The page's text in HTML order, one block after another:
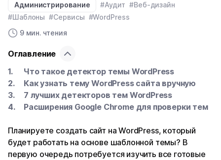
Администрирование #Аудит #Веб-дизайн
#Шаблоны #Сервисы #WordPress
9 мин. чтения
Оглавление
Что такое детектор темы WordPress
Как узнать тему WordPress сайта вручную
7 лучших детекторов тем WordPress
Расширения Google Chrome для проверки тем
Планируете создать сайт на WordPress, который
будет работать на основе шаблонной темы? В
первую очередь потребуется изучить все готовые